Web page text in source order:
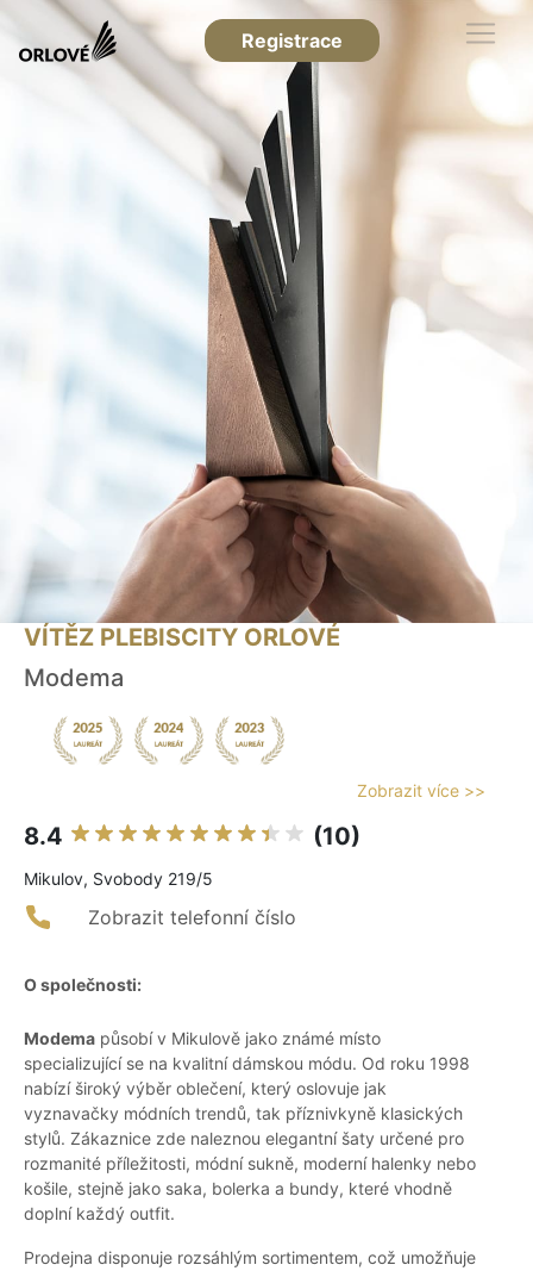
Registrace
VÍTĚZ PLEBISCITY ORLOVÉ
Modema
Zobrazit více >>
8.4 (10)
Mikulov, Svobody 219/5
Zobrazit telefonní číslo
O společnosti:
Modema působí v Mikulově jako známé místo
specializující se na kvalitní dámskou módu. Od roku 1998
nabízí široký výběr oblečení, který oslovuje jak
vyznavačky módních trendů, tak příznivkyně klasických
stylů. Zákaznice zde naleznou elegantní šaty určené pro
rozmanité příležitosti, módní sukně, moderní halenky nebo
košile, stejně jako saka, bolerka a bundy, které vhodně
doplní každý outfit.
Prodejna disponuje rozsáhlým sortimentem, což umožňuje